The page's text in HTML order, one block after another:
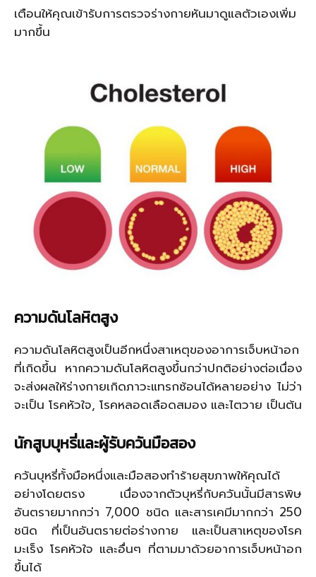
เตือนให้คุณเข้ารับการตรวจร่างกายหันมาดูแลตัวเองเพิ่ม
มากขึ้น
ความดันโลหิตสูง
ความดันโลหิตสูงเป็นอีกหนึ่งสาเหตุของอาการเจ็บหน้าอก
ที่เกิดขึ้น หากความดันโลหิตสูงขึ้นกว่าปกติอย่างต่อเนื่อง
จะส่งผลให้ร่างกายเกิดภาวะแทรกซ้อนได้หลายอย่าง ไม่ว่า
จะเป็น โรคหัวใจ, โรคหลอดเลือดสมอง และไตวาย เป็นต้น
นักสูบบุหรี่และผู้รับควันมือสอง
ควันบุหรี่ทั้งมือหนึ่งและมือสองทำร้ายสุขภาพให้คุณได้
อย่างโดยตรง เนื่องจากตัวบุหรี่กับควันนั้นมีสารพิษ
อันตรายมากกว่า 7,000 ชนิด และสารเคมีมากกว่า 250
ชนิด ที่เป็นอันตรายต่อร่างกาย และเป็นสาเหตุของโรค
มะเร็ง โรคหัวใจ และอื่นๆ ที่ตามมาด้วยอาการเจ็บหน้าอก
ขึ้นได้